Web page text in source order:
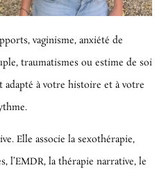
vaginisme, anxiété de
traumatismes ou estime de soi
adapté à votre histoire et à votre
Elle associe la sexothérapie,
l’EMDR, la thérapie narrative, le